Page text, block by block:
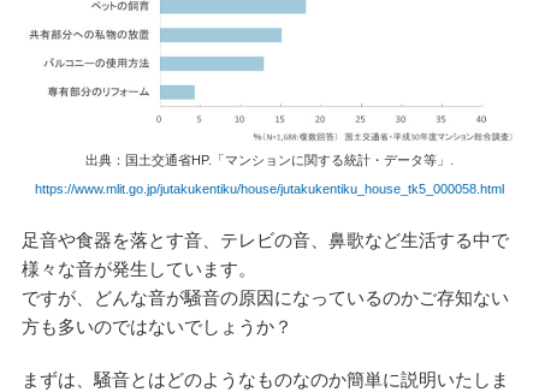
出典：国土交通省HP.「マンションに関する統計・データ等」.
https://www.mlit.go.jp/jutakukentiku/house/jutakukentiku_house_tk5_000058.html
足音や食器を落とす音、テレビの音、鼻歌など生活する中で
様々な音が発生しています。
ですが、どんな音が騒音の原因になっているのかご存知ない
方も多いのではないでしょうか？
まずは、騒音とはどのようなものなのか簡単に説明いたしま